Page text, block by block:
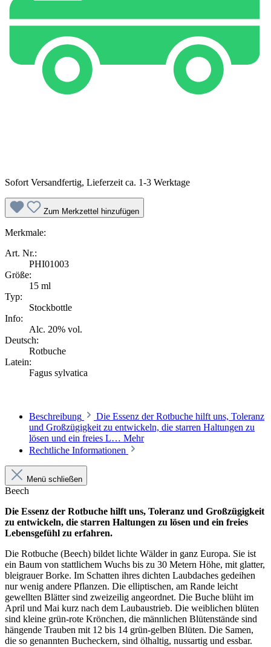
Sofort Versandfertig, Lieferzeit ca. 1-3 Werktage
Zum Merkzettel hinzufügen
Merkmale:
Art. Nr.:
PHI01003
Größe:
15 ml
Typ:
Stockbottle
Info:
Alc. 20% vol.
Deutsch:
Rotbuche
Latein:
Fagus sylvatica
Beschreibung
Die Essenz der Rotbuche hilft uns, Toleranz
und Großzügigkeit zu entwickeln, die starren Haltungen zu
lösen und ein freies L… Mehr
Rechtliche Informationen
Menü schließen
Beech
Die Essenz der Rotbuche hilft uns, Toleranz und Großzügigkeit
zu entwickeln, die starren Haltungen zu lösen und ein freies
Lebensgefühl zu erfahren.
Die Rotbuche (Beech) bildet lichte Wälder in ganz Europa. Sie ist
ein Baum von stattlichem Wuchs bis zu 30 Metern Höhe, mit glatter,
bleigrauer Borke. Im Schatten ihres dichten Laubdaches gedeihen
nur wenig andere Pflanzen. Die elliptischen, am Rande leicht
gewellten Blätter sind zweizeilig angeordnet. Die Buche blüht im
April und Mai kurz nach dem Laubaustrieb. Die weiblichen blüten
sind kleine grün-rote Krönchen, die männlichen Blütenstände sind
hängende Trauben mit 12 bis 14 grün-gelben Blüten. Die Samen,
die so genannten Bucheckern, sind ölhaltig, nussartig und essbar.